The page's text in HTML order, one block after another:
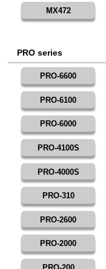
MX472
PRO series
PRO-6600
PRO-6100
PRO-6000
PRO-4100S
PRO-4000S
PRO-310
PRO-2600
PRO-2000